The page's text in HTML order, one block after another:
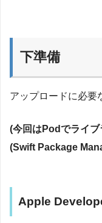
下準備
アップロードに必要
(今回はPodでライ
(Swift Package
Apple